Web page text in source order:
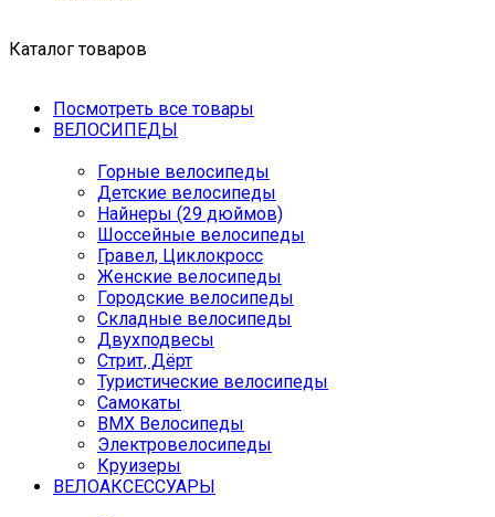
Каталог товаров
Посмотреть все товары
ВЕЛОСИПЕДЫ
Горные велосипеды
Детские велосипеды
Найнеры (29 дюймов)
Шоссейные велосипеды
Гравел, Циклокросс
Женские велосипеды
Городcкие велосипеды
Складные велосипеды
Двухподвесы
Стрит, Дёрт
Туристические велосипеды
Самокаты
BMX Велосипеды
Электровелосипеды
Круизеры
ВЕЛОАКСЕССУАРЫ